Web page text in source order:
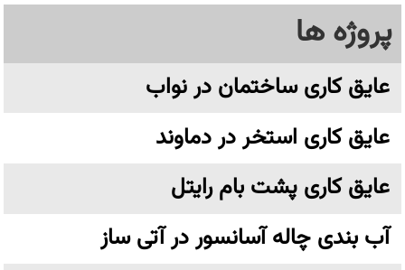
پروژه ها
عایق کاری ساختمان در نواب
عایق کاری استخر در دماوند
عایق کاری پشت بام رایتل
آب بندی چاله آسانسور در آتی ساز